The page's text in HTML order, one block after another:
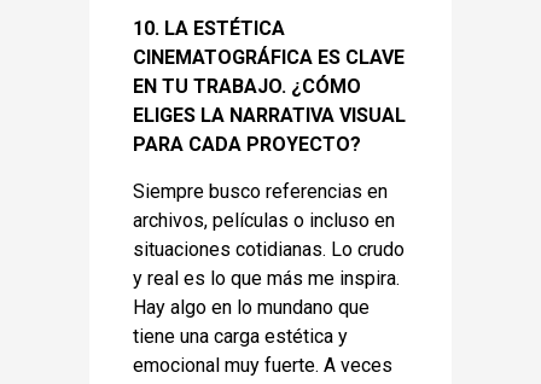
10. LA ESTÉTICA
CINEMATOGRÁFICA ES CLAVE
EN TU TRABAJO. ¿CÓMO
ELIGES LA NARRATIVA VISUAL
PARA CADA PROYECTO?
Siempre busco referencias en
archivos, películas o incluso en
situaciones cotidianas. Lo crudo
y real es lo que más me inspira.
Hay algo en lo mundano que
tiene una carga estética y
emocional muy fuerte. A veces